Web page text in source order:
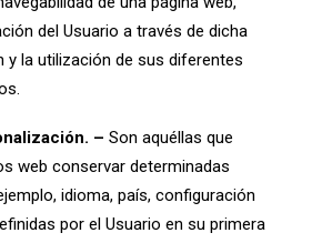
del Usuario a través de dicha
y la utilización de sus diferentes
– Son aquéllas que
web conservar determinadas
idioma, país, configuración
por el Usuario en su primera